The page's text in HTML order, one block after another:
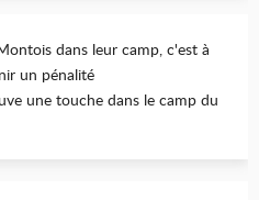
dans leur camp, c'est à
un pénalité
une touche dans le camp du